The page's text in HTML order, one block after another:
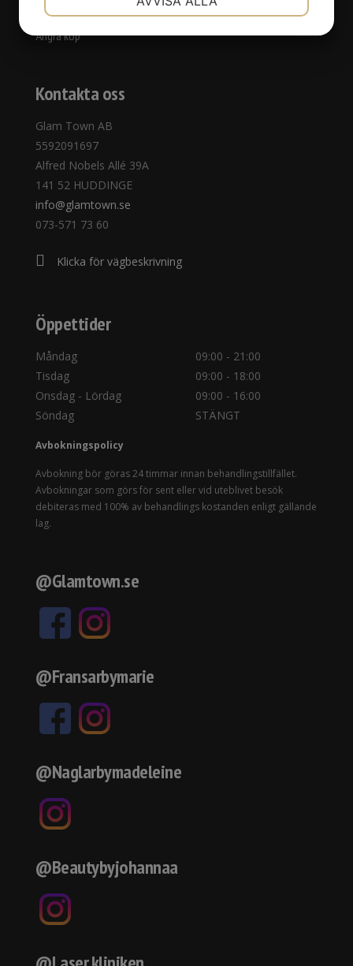
Integritetspolicy
Ångra köp
Kontakta oss
Glam Town AB
5592091697
Alfred Nobels Allé 39A
141 52 HUDDINGE
info@glamtown.se
073-571 73 60
Klicka för vägbeskrivning
Öppettider
Måndag
09:00 - 21:00
Tisdag
09:00 - 18:00
Onsdag - Lördag
09:00 - 16:00
Söndag
STÄNGT
Avbokningspolicy
Avbokning bör göras 24 timmar innan behandlingstillfället.
Avbokningar som görs för sent eller vid uteblivet besök
debiteras med 100% av behandlings kostanden enligt gällande
lag.
@Glamtown.se
@Fransarbymarie
@Naglarbymadeleine
@Beautybyjohannaa